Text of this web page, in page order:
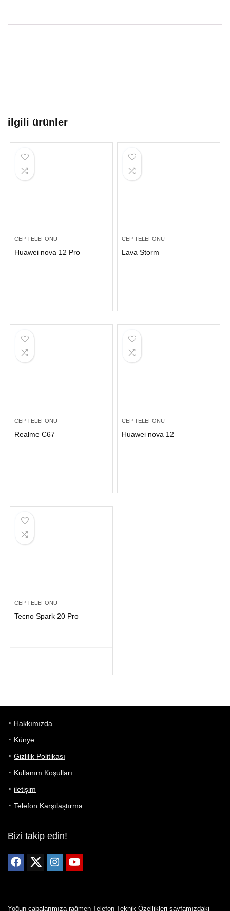
ilgili ürünler
CEP TELEFONU
Huawei nova 12 Pro
CEP TELEFONU
Lava Storm
CEP TELEFONU
Realme C67
CEP TELEFONU
Huawei nova 12
CEP TELEFONU
Tecno Spark 20 Pro
Hakkımızda
Künye
Gizlilik Politikası
Kullanım Koşulları
iletişim
Telefon Karşılaştırma
Bizi takip edin!
Yoğun çabalarımıza rağmen Telefon Teknik Özellikleri sayfamızdaki